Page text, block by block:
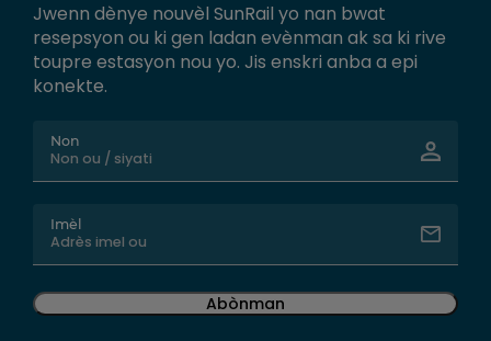
Jwenn dènye nouvèl SunRail yo nan bwat
resepsyon ou ki gen ladan evènman ak sa ki rive
toupre estasyon nou yo. Jis enskri anba a epi
konekte.
Non
Imèl
Abònman